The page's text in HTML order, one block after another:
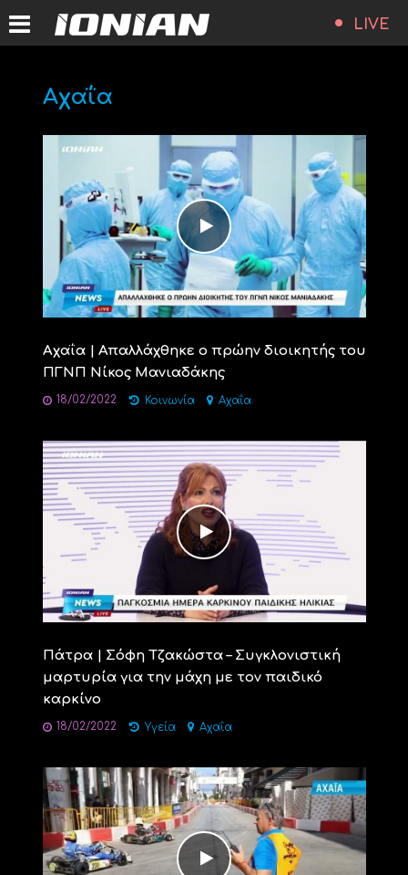
LIVE
Αχαΐα
Αχαΐα | Απαλλάχθηκε ο πρώην διοικητής του
ΠΓΝΠ Νίκος Μανιαδάκης
18/02/2022 Κοινωνία Αχαΐα
Πάτρα | Σόφη Τζακώστα – Συγκλονιστική
μαρτυρία για την μάχη με τον παιδικό
καρκίνο
18/02/2022 Υγεία Αχαΐα